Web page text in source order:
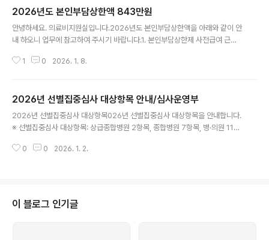
2026년도 본인부담상한액 843만원
안녕하세요. 의료비지원실입니다.2026년도 본인부담상한액을 아래와 같이 안
내 하오니 업무에 참고하여 주시기 바랍니다.1. 본인부담상한제 사전급여 근거:
9조 8항2. 2026년도 사전급여 본인부담최고상한액은 843만원이며,3. 사전
음을 안내해 주시기 바랍니다.4. 요양기관에서 사전급여 본인부담최고상한액
(843만원)을 초과 하지 않음에도 불구하고 청구하는 경우 사후점검을 통해 해
당 요양기관에 환수할 수 있으며,5. 2020년부터 요양병원은 본인부담상한제
1 0 2026. 1. 8.
2026년 선별집중심사 대상항목 안내/심사운영부
2026년 선별집중심사 대상항목026년 선별집중심사 대상항목을 안내합니다.
※ 선별집중심사 대상항목: 상급종합병원 2항목, 종합병원 7항목, 병·의원 11항
평형기능검사[전기안진검사] ○○신규2핵산증폭-다종그룹1, 다종그룹2_성매
단층촬영 ○ 유지9Somatropin 주사제 ○○유지10Methylphenidate H
Cl 경구제 ○ 유지11검사 다종주1) ○ 유지12면역관문억제제주2)○○ ..
0 0 2026. 1. 2.
이 블로그 인기글